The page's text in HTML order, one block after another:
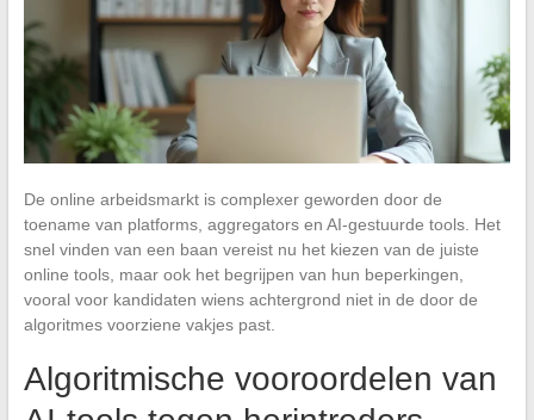
De online arbeidsmarkt is complexer geworden door de
toename van platforms, aggregators en AI-gestuurde tools. Het
snel vinden van een baan vereist nu het kiezen van de juiste
online tools, maar ook het begrijpen van hun beperkingen,
vooral voor kandidaten wiens achtergrond niet in de door de
algoritmes voorziene vakjes past.
Algoritmische vooroordelen van